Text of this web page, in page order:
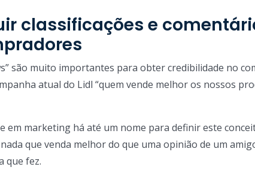
classificações e
são muito importantes para obter credibilidade no
atual do Lidl “quem vende melhor os nossos
em marketing há até um nome para definir este
que venda melhor do que uma opinião de um
que fez.